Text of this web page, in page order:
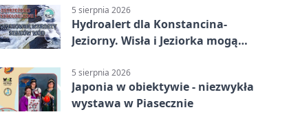
5 sierpnia 2026
Hydroalert dla Konstancina-
Jeziorny. Wisła i Jeziorka mogą
5 sierpnia 2026
Japonia w obiektywie - niezwykła
wystawa w Piasecznie